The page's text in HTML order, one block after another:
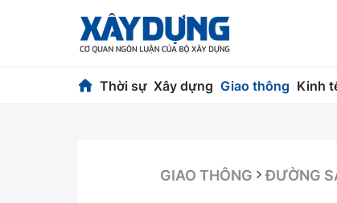
Thời sự Xây dựng Giao thông Kinh
Chỉ đạo
GIAO THÔNG ĐƯỜNG